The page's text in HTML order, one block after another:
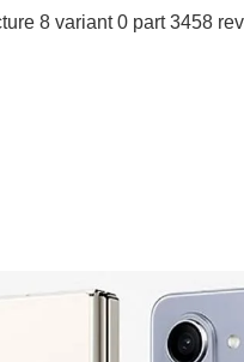
8 variant 0 part 3458